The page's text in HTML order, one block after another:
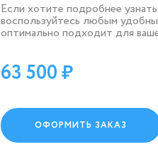
Если хотите подробнее
воспользуйтесь любым
оптимально подходит для
63 500
ОФОРМИТЬ ЗАКАЗ